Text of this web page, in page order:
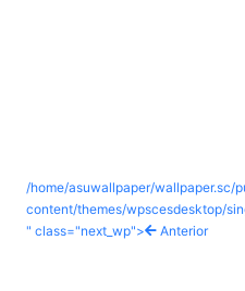
/home/asuwallpaper/wallpaper.sc/
content/themes/wpscesdesktop/
" class="next_wp">
Anterior